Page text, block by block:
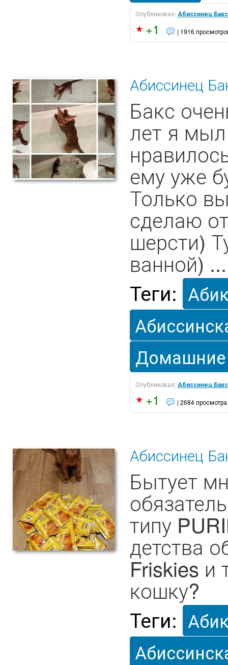
Опубликовал:Абиссинец Бакс
+1 | 1916
Абиссинец
Бакс
лет я
ему уже
Только
сделаю
шерсти)
ванной) ...
Теги:
Опубликовал:Абиссинец Бакс
+1 | 2684 просмотра
Абиссинец
Бытует
типу
детства
Friskies и
кошку?
Теги: